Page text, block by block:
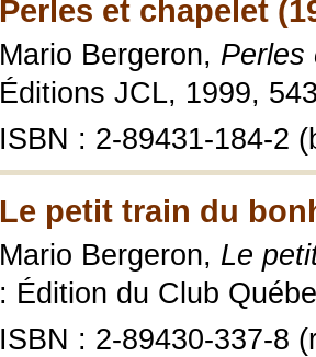
Perles et chapelet
Mario Bergeron, Perles
Éditions JCL, 1999,
ISBN : 2-89431-184-2
Le petit train du
Mario Bergeron, Le
: Édition du Club
ISBN : 2-89430-337-8